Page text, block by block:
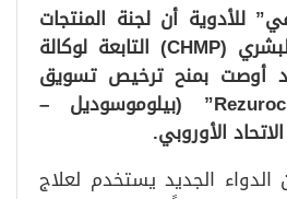
للأدوية أن لجنة المنتجات
الطبية للاستخدام البشري (CHMP) التابعة لوكالة
قد أوصت بمنح ترخيص تسويق
مشروط لدواء “Rezurock” (بيلوموسوديل –
الجديد يستخدم لعلاج